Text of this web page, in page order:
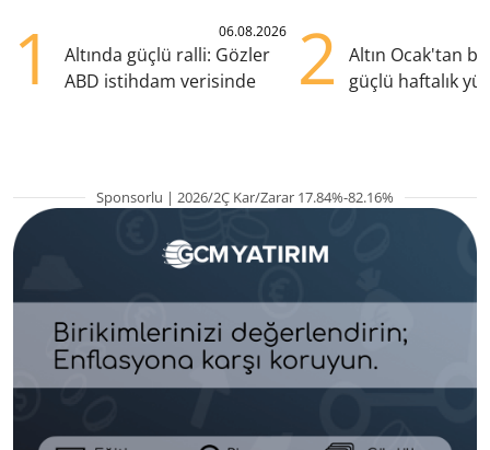
1 06.08.2026
Altında güçlü ralli: Gözler
ABD istihdam verisinde
2
Altın Ocak'tan
güçlü haftalık
Sponsorlu | 2026/2Ç Kar/Zarar 17.84%-82.16%